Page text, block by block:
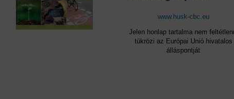
www.husk-cbc.eu
Jelen honlap tartalma nem
tükrözi az Európai Unió hivatalos
álláspontját